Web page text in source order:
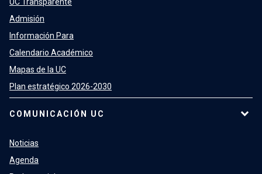
UC Transparente
Admisión
Información Para
Calendario Académico
Mapas de la UC
Plan estratégico 2026-2030
COMUNICACIÓN UC
Noticias
Agenda